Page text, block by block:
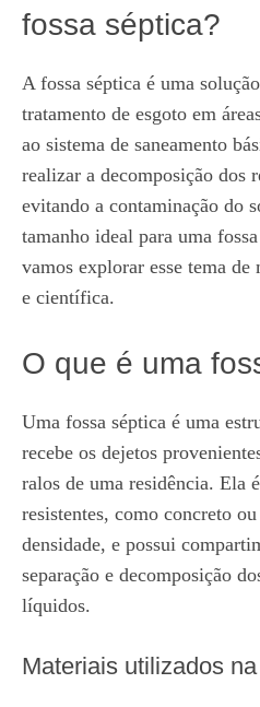
fossa séptica?
A fossa séptica é uma
tratamento de esgoto em
ao sistema de saneamento
realizar a decomposição dos
evitando a contaminação do
tamanho ideal para uma
vamos explorar esse tema
e científica.
O que é uma
Uma fossa séptica é uma
recebe os dejetos
ralos de uma residência. Ela
resistentes, como concreto
densidade, e possui
separação e decomposição
líquidos.
Materiais utilizados